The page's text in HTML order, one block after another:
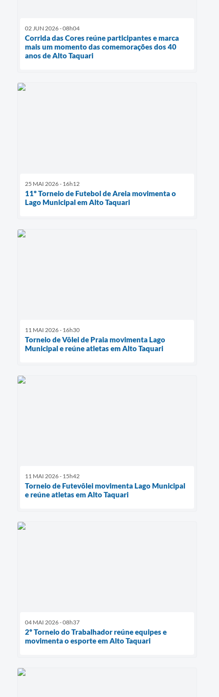
02 JUN 2026 - 08h04
Corrida das Cores reúne participantes e marca
mais um momento das comemorações dos 40
anos de Alto Taquari
25 MAI 2026 - 16h12
11º Torneio de Futebol de Areia movimenta o
Lago Municipal em Alto Taquari
11 MAI 2026 - 16h30
Torneio de Vôlei de Praia movimenta Lago
Municipal e reúne atletas em Alto Taquari
11 MAI 2026 - 15h42
Torneio de Futevôlei movimenta Lago Municipal
e reúne atletas em Alto Taquari
04 MAI 2026 - 08h37
2º Torneio do Trabalhador reúne equipes e
movimenta o esporte em Alto Taquari